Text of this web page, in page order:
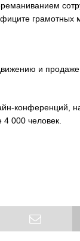
грамотных
и продаже
конференций,
000 человек.